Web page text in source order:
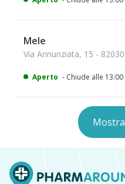
Mele
Via Annunziata, 15 -
Aperto - Chiude alle 13:00